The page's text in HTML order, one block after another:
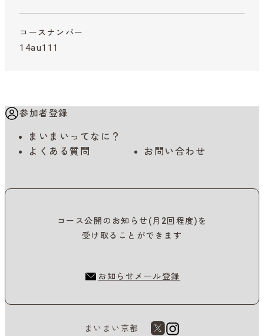
コースナンバー
14au111
参加者登録
まいまいってなに？
よくある質問
お問い合わせ
コース公開のお知らせ(月2回程度)を
受け取ることができます
お知らせメール登録
まいまい京都